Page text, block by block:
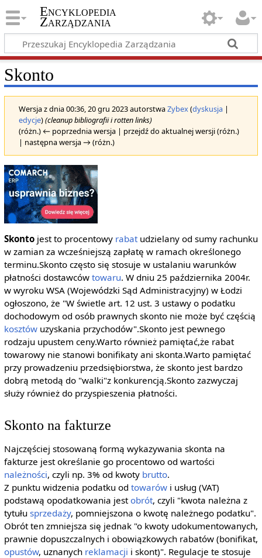
Encyklopedia
Zarządzania
Skonto
Wersja z dnia 00:36, 20 gru 2023 autorstwaZybex(dyskusja|
edycje)(cleanup bibliografii i rotten links)
(różn.) ← poprzednia wersja | przejdź do aktualnej wersji (różn.)
| następna wersja → (różn.)
Skontojest to procentowy rabatudzielany od sumy rachunku
w zamian za wcześniejszą zapłatę w ramach określonego
terminu.Skonto często się stosuje w ustalaniu warunków
płatności dostawców towaru. W dniu 25 października 2004r.
w wyroku WSA (Wojewódzki Sąd Administracyjny) w Łodzi
ogłoszono, że "W świetle art. 12 ust. 3 ustawy o podatku
dochodowym od osób prawnych skonto nie może być częścią
kosztówuzyskania przychodów".Skonto jest pewnego
rodzaju upustem ceny.Warto również pamiętać,że rabat
towarowy nie stanowi bonifikaty ani skonta.Warto pamiętać
przy prowadzeniu przedsiębiorstwa, że skonto jest bardzo
dobrą metodą do "walki"z konkurencją.Skonto zazwyczaj
służy również do przyspieszenia płatności.
Skonto na fakturze
Najczęściej stosowaną formą wykazywania skonta na
fakturze jest określanie go procentowo od wartości
należności, czyli np. 3% od kwoty brutto.
Z punktu widzenia podatku od towarówi usług (VAT)
podstawą opodatkowania jestobrót, czyli "kwota należna z
tytułu sprzedaży, pomniejszona o kwotę należnego podatku".
Obrót ten zmniejsza się jednak "o kwoty udokumentowanych,
prawnie dopuszczalnych i obowiązkowych rabatów (bonifikat,
opustów, uznanych reklamacji i skont)". Regulacje te stosuje